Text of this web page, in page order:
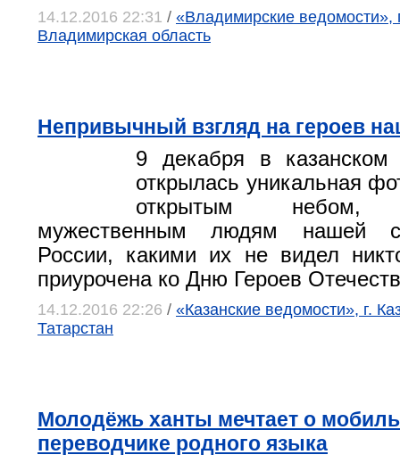
14.12.2016 22:31 / «Владимирские ведомости»,
Владимирская область
Непривычный взгляд на героев
9 декабря в
открылась уникальная
открытым небом,
мужественным людям нашей
России, какими их не видел
приурочена ко Дню Героев
14.12.2016 22:26 / «Казанские ведомости», г.
Татарстан
Молодёжь ханты мечтает о
переводчике родного языка